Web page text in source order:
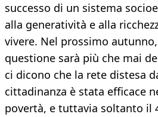
successo di un sistema
alla generatività e alla
vivere. Nel prossimo
questione sarà più che mai
ci dicono che la rete distesa
cittadinanza è stata efficace
povertà, e tuttavia soltanto il